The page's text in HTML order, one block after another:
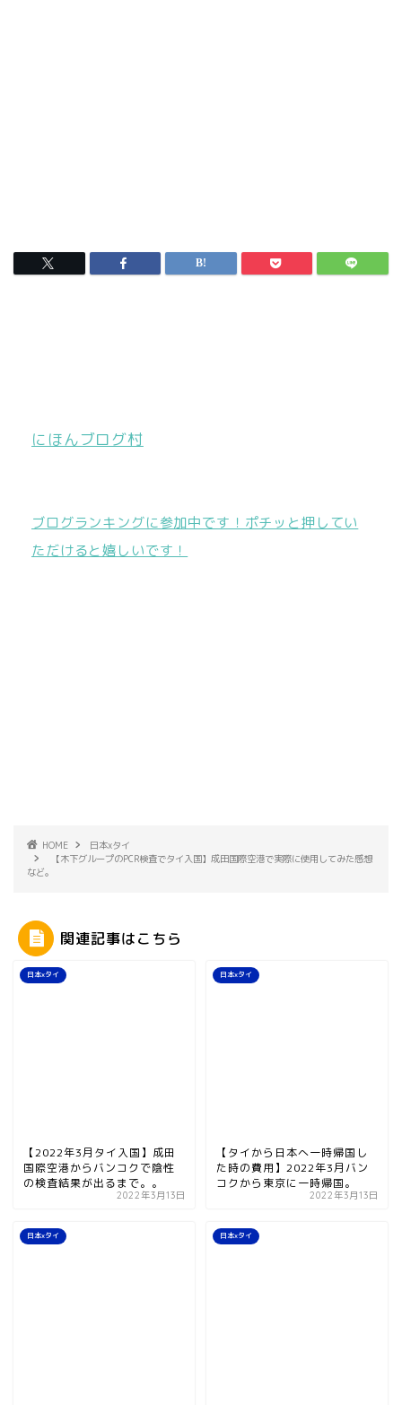
にほんブログ村
ブログランキングに参加中です！ポチッと押してい
ただけると嬉しいです！
HOME
日本xタイ
【木下グループのPCR検査でタイ入国】成田国際空港で実際に使用してみた感想
など。
関連記事はこちら
日本xタイ
【2022年3月タイ入国】成田
国際空港からバンコクで陰性
の検査結果が出るまで。。
2022年3月13日
日本xタイ
【タイから日本へ一時帰国し
た時の費用】2022年3月バン
コクから東京に一時帰国。
2022年3月13日
日本xタイ 日本xタイ